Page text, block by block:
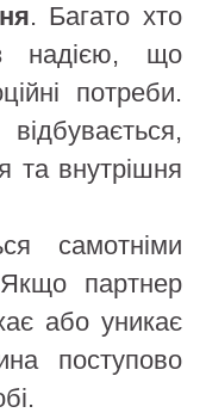
. Багато хто
надією, що
потреби.
та внутрішня
самотніми
партнер
або уникає
поступово